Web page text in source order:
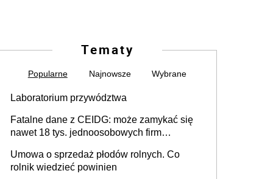
Tematy
Popularne Najnowsze Wybrane
Laboratorium przywództwa
Fatalne dane z CEIDG: może zamykać się
nawet 18 tys. jednoosobowych firm
Umowa o sprzedaż płodów rolnych. Co
rolnik wiedzieć powinien